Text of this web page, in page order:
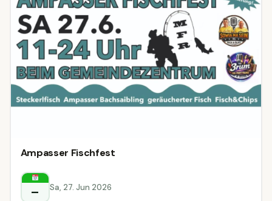
Ampasser Fischfest
– Sa, 27. Jun 2026